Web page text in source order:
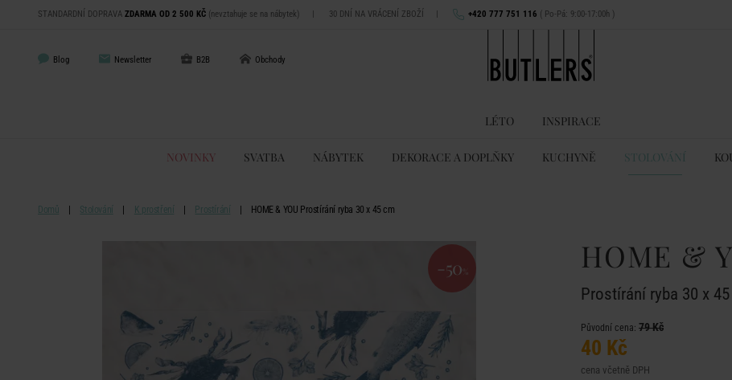
STANDARDNÍ DOPRAVA ZDARMA OD 2 500 KČ (nevztahuje se na nábytek) | 30 DNÍ NA VRÁCENÍ ZBOŽÍ | +420 777 751 116 ( Po-Pá: 9:00-17:00h )
Blog Newsletter B2B Obchody
LÉTO INSPIRACE
NOVINKY SVATBA NÁBYTEK DEKORACE A DOPLŇKY KUCHYNĚ STOLOVÁNÍ
Domů Stolování K prostření Prostírání HOME & YOU Prostírání ryba 30 x 45 cm
-50% HOME &
Prostírání ryba 30 x
Původní cena: 79 Kč
40 Kč
cena včetně DPH